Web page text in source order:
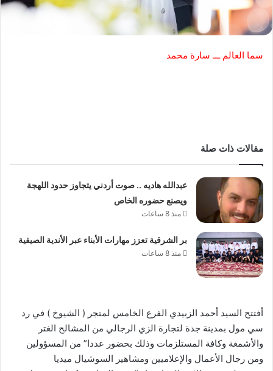
سما العالم ـــ سارة محمد
مقالات ذات صلة
عبدالله هاديه .. صوت أردني يتجاوز حدود اللهجة
ويصنع حضوره الخاص
منذ 8 ساعات
بر الشرقية تعزز مهارات الأبناء عبر الأندية الصيفية
منذ 8 ساعات
أفتتح السيد أحمد الزبيدي الفرع الخامس لمتجر ( الشيوخ ) في رد
سي مول بمدينة جدة لتجارة الزي الرجالي من المشالح الغتر
والأشمغة وكافة المستلزمات وذلك بحضور عددا” من المسؤولين
ومن رجال الأعمال والإعلاميين ومشاهير السوشيال ميديا